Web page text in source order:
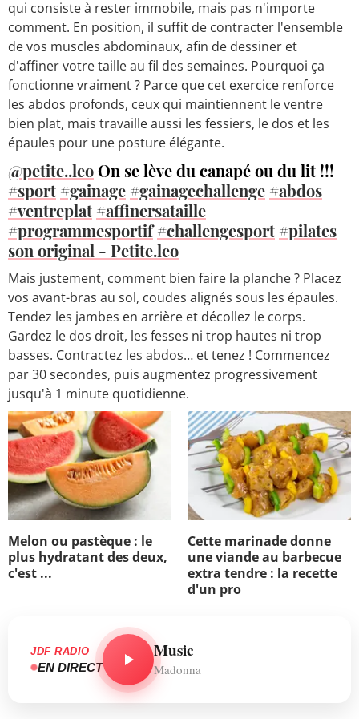
qui consiste à rester immobile, mais pas n'importe
comment. En position, il suffit de contracter l'ensemble
de vos muscles abdominaux, afin de dessiner et
d'affiner votre taille au fil des semaines. Pourquoi ça
fonctionne vraiment ? Parce que cet exercice renforce
les abdos profonds, ceux qui maintiennent le ventre
bien plat, mais travaille aussi les fessiers, le dos et les
épaules pour une posture élégante.
@petite..leoOn se lève du canapé ou du lit !!!
#sport #gainage #gainagechallenge #abdos
#ventreplat #affinersataille
#programmesportif #challengesport #pilates
son original - Petite.leo
Mais justement, comment bien faire la planche ? Placez
vos avant-bras au sol, coudes alignés sous les épaules.
Tendez les jambes en arrière et décollez le corps.
Gardez le dos droit, les fesses ni trop hautes ni trop
basses. Contractez les abdos… et tenez ! Commencez
par 30 secondes, puis augmentez progressivement
jusqu'à 1 minute quotidienne.
Melon ou pastèque : le
plus hydratant des deux,
c'est ...
Cette marinade donne
une viande au barbecue
extra tendre : la recette
d'un pro
JDF RADIO
EN DIRECT
Music
Madonna